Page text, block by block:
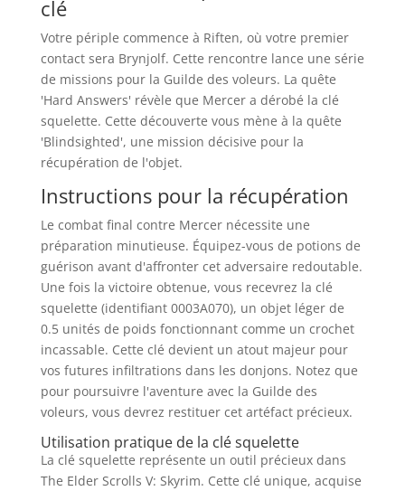
clé
Votre périple commence à Riften, où votre premier
contact sera Brynjolf. Cette rencontre lance une série
de missions pour la Guilde des voleurs. La quête
'Hard Answers' révèle que Mercer a dérobé la clé
squelette. Cette découverte vous mène à la quête
'Blindsighted', une mission décisive pour la
récupération de l'objet.
Instructions pour la récupération
Le combat final contre Mercer nécessite une
préparation minutieuse. Équipez-vous de potions de
guérison avant d'affronter cet adversaire redoutable.
Une fois la victoire obtenue, vous recevrez la clé
squelette (identifiant 0003A070), un objet léger de
0.5 unités de poids fonctionnant comme un crochet
incassable. Cette clé devient un atout majeur pour
vos futures infiltrations dans les donjons. Notez que
pour poursuivre l'aventure avec la Guilde des
voleurs, vous devrez restituer cet artéfact précieux.
Utilisation pratique de la clé squelette
La clé squelette représente un outil précieux dans
The Elder Scrolls V: Skyrim. Cette clé unique, acquise